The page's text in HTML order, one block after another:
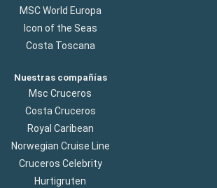
MSC World Europa
Icon of the Seas
Costa Toscana
Nuestras compañías
Msc Cruceros
Costa Cruceros
Royal Caribean
Norwegian Cruise Line
Cruceros Celebrity
Hurtigruten